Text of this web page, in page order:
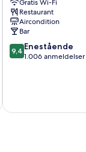
ChuoGratis Wi-Fi
Restaurant
Aircondition
Bar
9.4
ud
anmeldelser
9,4 Enestående
1.006 anmeldelser